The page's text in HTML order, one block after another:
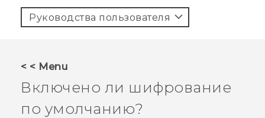
5G
VIVERSE
Руководства пользователя
< < Menu
Включено ли шифрование
по умолчанию?